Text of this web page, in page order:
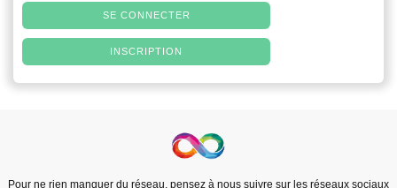
SE CONNECTER
INSCRIPTION
Pour ne rien manquer du réseau, pensez à nous suivre sur les réseaux sociaux